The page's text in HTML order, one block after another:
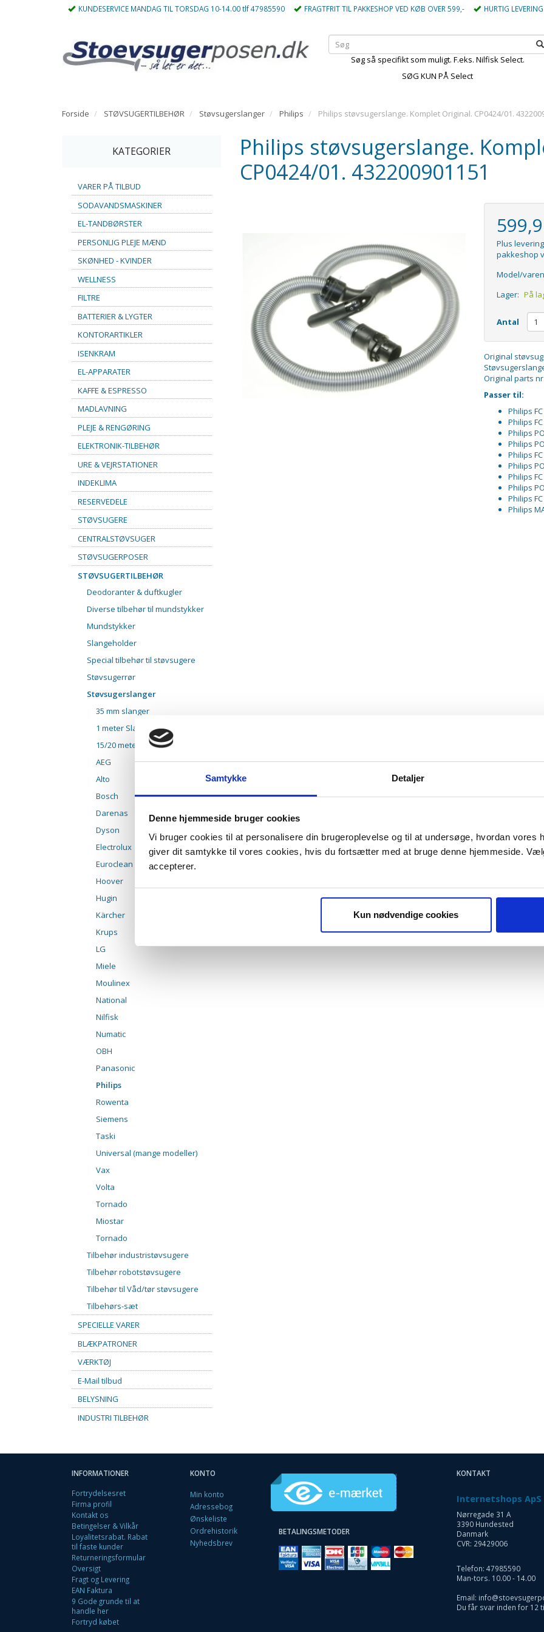
Samtykke Detaljer
Denne hjemmeside bruger cookies
Vi bruger cookies til at personalisere din brugeroplevelse og til at undersøge, hvordan vores
giver dit samtykke til vores cookies, hvis du fortsætter med at bruge denne hjemmeside.
accepterer.
Kun nødvendige cookies
KUNDESERVICE MANDAG TIL TORSDAG 10-14.00 tlf 47985590 FRAGTFRIT TIL PAKKESHOP VED KØB OVER 599,- HURTIG LEVERING
Søg så specifikt som muligt. F.eks. Nilfisk Select.
SØG KUN PÅ Select
Forside STØVSUGERTILBEHØR Støvsugerslanger Philips Philips støvsugerslange. Komplet Original. CP0424/01.
KATEGORIER
VARER PÅ TILBUD
SODAVANDSMASKINER
EL-TANDBØRSTER
PERSONLIG PLEJE MÆND
SKØNHED - KVINDER
WELLNESS
FILTRE
BATTERIER & LYGTER
KONTORARTIKLER
ISENKRAM
EL-APPARATER
KAFFE & ESPRESSO
MADLAVNING
PLEJE & RENGØRING
ELEKTRONIK-TILBEHØR
URE & VEJRSTATIONER
INDEKLIMA
RESERVEDELE
STØVSUGERE
CENTRALSTØVSUGER
STØVSUGERPOSER
STØVSUGERTILBEHØR
Deodoranter & duftkugler
Diverse tilbehør til mundstykker
Mundstykker
Slangeholder
Special tilbehør til støvsugere
Støvsugerrør
Støvsugerslanger
35 mm slanger
1 meter Slange
15/20 meter slanger
AEG
Alto
Bosch
Darenas
Dyson
Electrolux
Euroclean
Hoover
Hugin
Kärcher
Krups
LG
Miele
Moulinex
National
Nilfisk
Numatic
OBH
Panasonic
Philips
Rowenta
Siemens
Taski
Universal (mange modeller)
Vax
Volta
Tornado
Miostar
Tornado
Tilbehør industristøvsugere
Tilbehør robotstøvsugere
Tilbehør til Våd/tør støvsugere
Tilbehørs-sæt
SPECIELLE VARER
BLÆKPATRONER
VÆRKTØJ
E-Mail tilbud
BELYSNING
INDUSTRI TILBEHØR
Philips støvsugerslange.
CP0424/01. 432200901151
Plus
pakkeshop
Model/
Lager: På
Antal
Original
Original parts
Passer til:
Philips
Philips
Philips
Philips
Philips
Philips
Philips
Philips
Philips
Philips
INFORMATIONER
Fortrydelsesret
Firma profil
Kontakt os
Betingelser & Vilkår
Loyalitetsrabat. Rabat
til faste kunder
Returneringsformular
Oversigt
Fragt og Levering
EAN Faktura
9 Gode grunde til at
handle her
Fortryd købet
KONTO
Min konto
Adressebog
Ønskeliste
Ordrehistorik
Nyhedsbrev
BETALINGSMETODER
KONTAKT
Internetshops ApS
Nørregade 31 A
3390 Hundested
Danmark
CVR: 29429006
Telefon: 47985590
Man-tors. 10.00 - 14.00
Email:
Du får svar inden for 12